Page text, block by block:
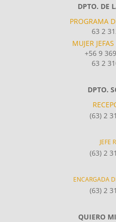
DPTO. DE
PROGRAMA
63 2
MUJER
+56 9
63 2
DPTO.
(63) 2
JEFE
(63) 2
ENCARGADA
(63) 2
QUIERO